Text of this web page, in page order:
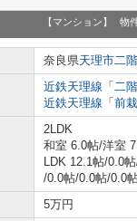
【マンション】 物
奈良県天理市二
近鉄天理線 「 二
近鉄天理線 「 前栽
2LDK
和室 6.0帖/洋室
LDK 12.1帖/0.0帖
/0.0帖/0.0帖/0.0
5万円